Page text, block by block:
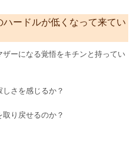
ードルが低くなって来てい
ーになる覚悟をキチンと持ってい
さを感じるか？
り戻せるのか？